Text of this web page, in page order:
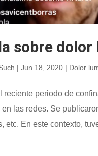
sobre
|Jun 18, 2020 | Dolor
reciente periodo de
en las redes. Se
etc. En este contexto,